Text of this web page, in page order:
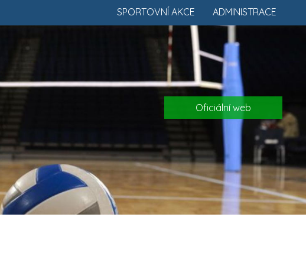
ADMINISTRACE
SPORTOVNÍ AKCE
Oficiální web